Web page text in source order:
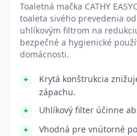
Toaletná mačka CATHY
toaleta sivého prevedenia
uhlíkovým filtrom na
bezpečné a hygienické
domácnosti.
Krytá konštrukcia
zápachu.
Uhlíkový filter účinne
Vhodná pre vnútorné